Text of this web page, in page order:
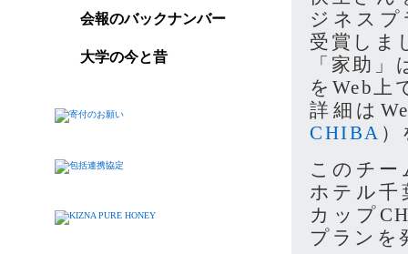
ジネスプ
受賞しま
「家助
をWeb上
詳細は
CHIBA
このチー
ホテル千
カップ
プランを
会報のバックナンバー
大学の今と昔